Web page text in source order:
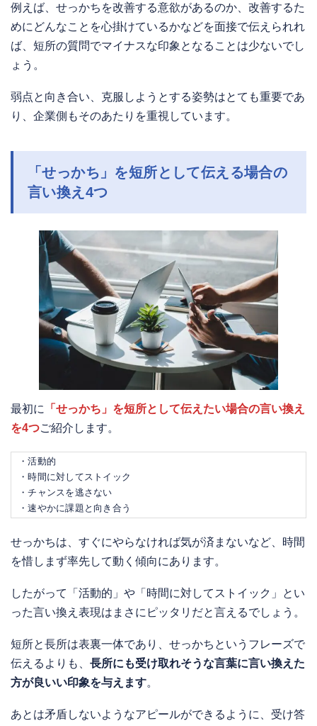
例えば、せっかちを改善する意欲があるのか、改善するた
めにどんなことを心掛けているかなどを面接で伝えられれ
ば、短所の質問でマイナスな印象となることは少ないでし
ょう。
弱点と向き合い、克服しようとする姿勢はとても重要であ
り、企業側もそのあたりを重視しています。
「せっかち」を短所として伝える場合の
言い換え4つ
最初に
「せっかち」を短所として伝えたい場合の言い換え
を4つご紹介します。
・活動的
・時間に対してストイック
・チャンスを逃さない
・速やかに課題と向き合う
せっかちは、すぐにやらなければ気が済まないなど、時間
を惜しまず率先して動く傾向にあります。
したがって「活動的」や「時間に対してストイック」とい
った言い換え表現はまさにピッタリだと言えるでしょう。
短所と長所は表裏一体であり、せっかちというフレーズで
伝えるよりも、 長所にも受け取れそうな言葉に言い換えた
方が良いい印象を与えます。
あとは矛盾しないようなアピールができるように、受け答